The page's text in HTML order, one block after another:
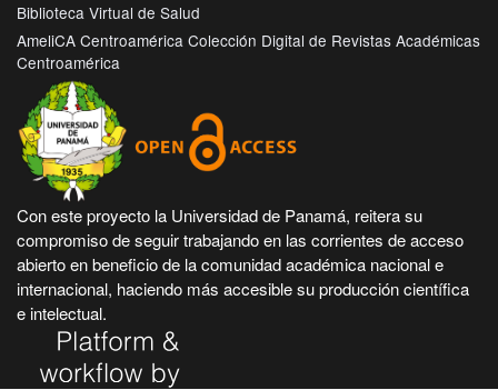
Biblioteca Virtual de Salud
AmeliCA Centroamérica Colección Digital de Revistas Académicas
Centroamérica
Con este proyecto la Universidad de Panamá, reitera su
compromiso de seguir trabajando en las corrientes de acceso
abierto en beneficio de la comunidad académica nacional e
internacional, haciendo más accesible su producción científica
e intelectual.